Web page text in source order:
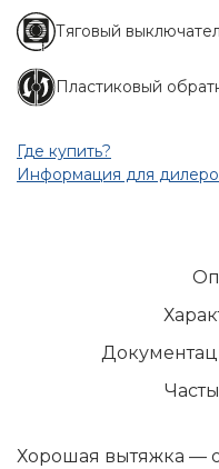
Тяговый
Пластиковый
Где купить?
Информация для
Хорошая вытяжка —